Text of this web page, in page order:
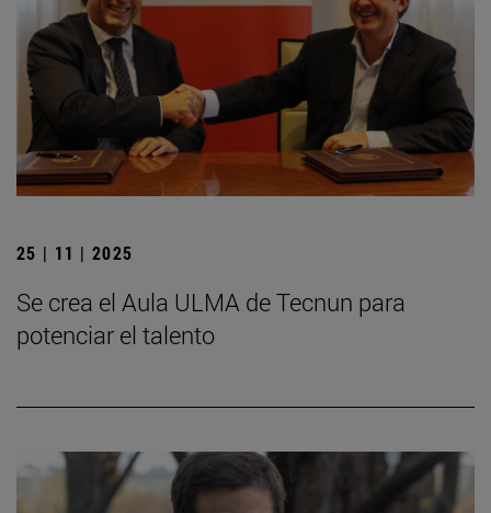
25 | 11 | 2025
Se crea el Aula ULMA de Tecnun para
potenciar el talento